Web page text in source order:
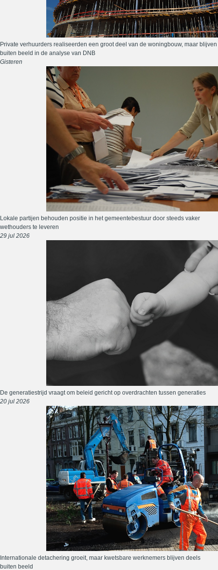
Private verhuurders realiseerden een groot deel van de woningbouw, maar blijven
buiten beeld in de analyse van DNB
Gisteren
Lokale partijen behouden positie in het gemeentebestuur door steeds vaker
wethouders te leveren
29 jul 2026
De generatiestrijd vraagt om beleid gericht op overdrachten tussen generaties
20 jul 2026
Internationale detachering groeit, maar kwetsbare werknemers blijven deels
buiten beeld